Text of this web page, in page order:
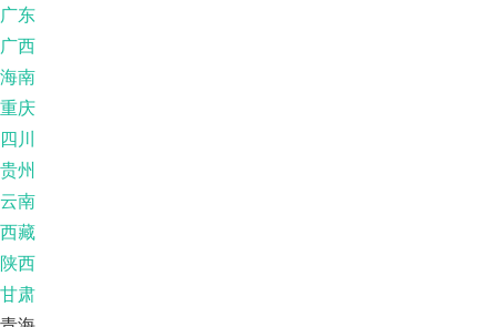
广东
广西
海南
重庆
四川
贵州
云南
西藏
陕西
甘肃